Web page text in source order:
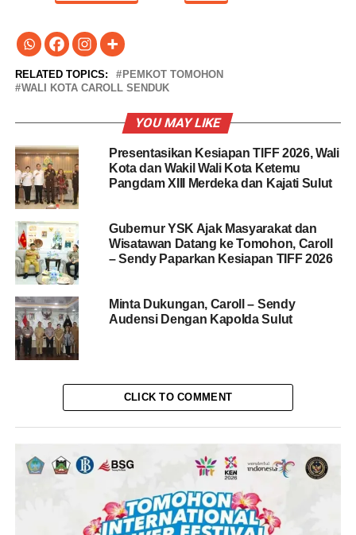
RELATED TOPICS:
PEMKOT TOMOHON
WALI KOTA CAROLL SENDUK
YOU MAY LIKE
Presentasikan Kesiapan TIFF 2026, Wali
Kota dan Wakil Wali Kota Ketemu
Pangdam XIII Merdeka dan Kajati Sulut
Gubernur YSK Ajak Masyarakat dan
Wisatawan Datang ke Tomohon, Caroll
– Sendy Paparkan Kesiapan TIFF 2026
Minta Dukungan, Caroll – Sendy
Audensi Dengan Kapolda Sulut
CLICK TO COMMENT